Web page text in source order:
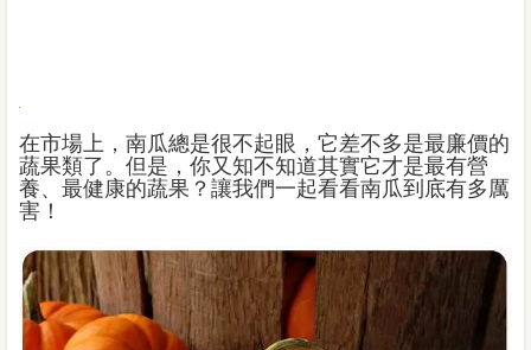
在市場上，南瓜總是很不起眼，它差不多是最廉價的
蔬果類了。但是，你又知不知道其實它才是最有營
養、最健康的蔬果？讓我們一起看看南瓜到底有多厲
害！